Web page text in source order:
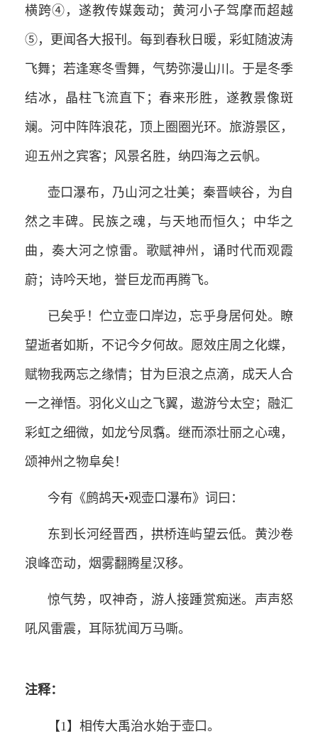
横跨④，遂教传媒轰动；黄河小子驾摩而超越
⑤，更闻各大报刊。每到春秋日暖，彩虹随波涛
飞舞；若逢寒冬雪舞，气势弥漫山川。于是冬季
结冰，晶柱飞流直下；春来形胜，遂教景像斑
斓。河中阵阵浪花，顶上圈圈光环。旅游景区，
迎五州之宾客；风景名胜，纳四海之云帆。
壶口瀑布，乃山河之壮美；秦晋峡谷，为自
然之丰碑。民族之魂，与天地而恒久；中华之
曲，奏大河之惊雷。歌赋神州，诵时代而观霞
蔚；诗吟天地，誉巨龙而再腾飞。
已矣乎！伫立壶口岸边，忘乎身居何处。瞭
望逝者如斯，不记今夕何故。愿效庄周之化蝶，
赋物我两忘之缘情；甘为巨浪之点滴，成天人合
一之禅悟。羽化义山之飞翼，遨游兮太空；融汇
彩虹之细微，如龙兮凤翥。继而添壮丽之心魂，
颂神州之物阜矣！
今有《鹧鸪天•观壶口瀑布》词曰：
东到长河经晋西，拱桥连屿望云低。黄沙卷
浪峰峦动，烟雾翻腾星汉移。
惊气势，叹神奇，游人接踵赏痴迷。声声怒
吼风雷震，耳际犹闻万马嘶。
注释：
【1】相传大禹治水始于壶口。